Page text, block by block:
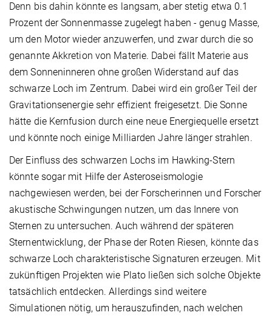
Denn bis dahin könnte es langsam, aber stetig etwa 0.1
Prozent der Sonnenmasse zugelegt haben - genug Masse,
um den Motor wieder anzuwerfen, und zwar durch die so
genannte Akkretion von Materie. Dabei fällt Materie aus
dem Sonneninneren ohne großen Widerstand auf das
schwarze Loch im Zentrum. Dabei wird ein großer Teil der
Gravitationsenergie sehr effizient freigesetzt. Die Sonne
hätte die Kernfusion durch eine neue Energiequelle ersetzt
und könnte noch einige Milliarden Jahre länger strahlen.
Der Einfluss des schwarzen Lochs im Hawking-Stern
könnte sogar mit Hilfe der Asteroseismologie
nachgewiesen werden, bei der Forscherinnen und Forscher
akustische Schwingungen nutzen, um das Innere von
Sternen zu untersuchen. Auch während der späteren
Sternentwicklung, der Phase der Roten Riesen, könnte das
schwarze Loch charakteristische Signaturen erzeugen. Mit
zukünftigen Projekten wie Plato ließen sich solche Objekte
tatsächlich entdecken. Allerdings sind weitere
Simulationen nötig, um herauszufinden, nach welchen